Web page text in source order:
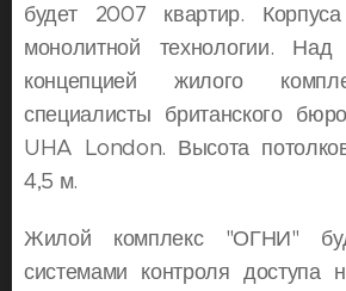
будет 2007 квартир.
монолитной технологии. Над
концепцией жилого
специалисты британского
UHA London. Высота
4,5 м.
Жилой комплекс "ОГНИ"
системами контроля доступа